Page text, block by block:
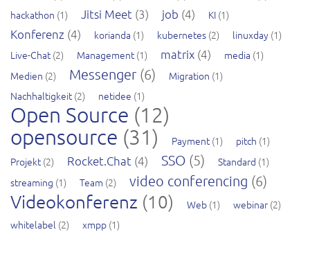
hackathon (1) Jitsi Meet (3) job (4) KI (1)
Konferenz (4) korianda (1) kubernetes (2) linuxday (1)
Live-Chat (2) Management (1) matrix (4) media (1)
Medien (2) Messenger (6) Migration (1)
Nachhaltigkeit (2) netidee (1)
Open Source (12)
opensource (31) Payment (1) pitch (1)
Projekt (2) Rocket.Chat (4) SSO (5) Standard (1)
streaming (1) Team (2) video conferencing (6)
Videokonferenz (10) Web (1) webinar (2)
whitelabel (2) xmpp (1)